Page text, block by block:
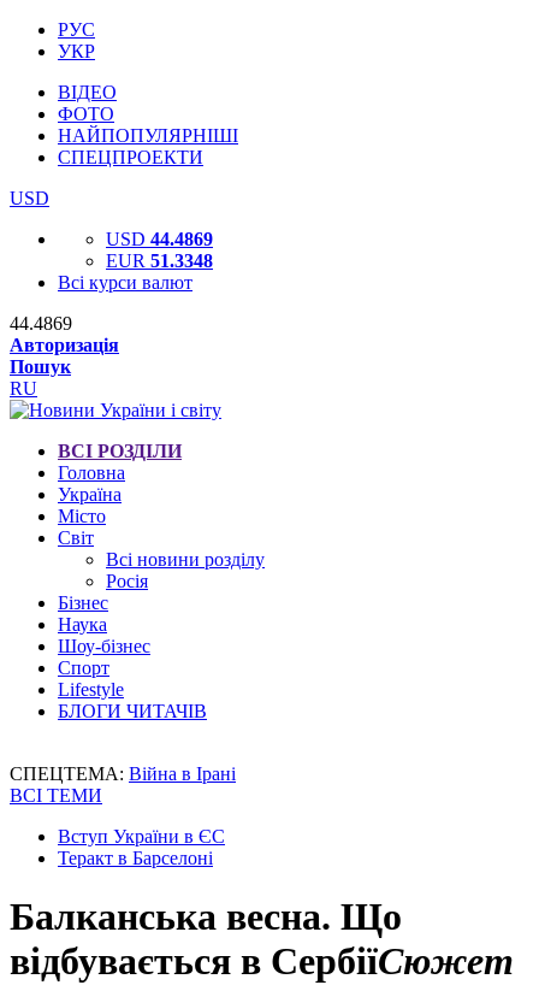
РУС
УКР
ВІДЕО
ФОТО
НАЙПОПУЛЯРНІШІ
СПЕЦПРОЕКТИ
USD
USD 44.4869
EUR 51.3348
Всі курси валют
44.4869
Авторизація
Пошук
RU
ВСІ РОЗДІЛИ
Головна
Україна
Місто
Світ
Всі новини розділу
Росія
Бізнес
Наука
Шоу-бізнес
Спорт
Lifestyle
БЛОГИ ЧИТАЧІВ
СПЕЦТЕМА: Війна в Ірані
ВСІ ТЕМИ
Вступ України в ЄС
Теракт в Барселоні
Балканська весна. Що
відбувається в СербіїСюжет